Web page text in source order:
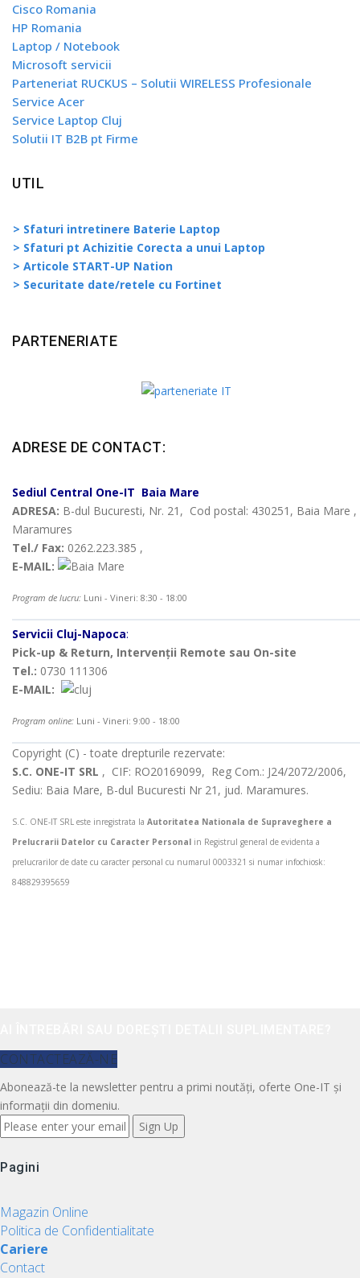
Cisco Romania
HP Romania
Laptop / Notebook
Microsoft servicii
Parteneriat RUCKUS – Solutii WIRELESS Profesionale
Service Acer
Service Laptop Cluj
Solutii IT B2B pt Firme
UTIL
> Sfaturi intretinere Baterie Laptop
> Sfaturi pt Achizitie Corecta a unui Laptop
> Articole START-UP Nation
> Securitate date/retele cu Fortinet
PARTENERIATE
ADRESE DE CONTACT:
Sediul Central One-IT Baia Mare
ADRESA: B-dul Bucuresti, Nr. 21, Cod postal: 430251, Baia Mare ,
Maramures
Tel./ Fax: 0262.223.385 ,
E-MAIL:
Program de lucru: Luni - Vineri: 8:30 - 18:00
Servicii Cluj-Napoca:
Pick-up & Return, Intervenții Remote sau On-site
Tel.: 0730 111306
E-MAIL:
Program online: Luni - Vineri: 9:00 - 18:00
Copyright (C) - toate drepturile rezervate:
S.C. ONE-IT SRL , CIF: RO20169099, Reg Com.: J24/2072/2006,
Sediu: Baia Mare, B-dul Bucuresti Nr 21, jud. Maramures.
S.C. ONE-IT SRL este inregistrata la Autoritatea Nationala de Supraveghere a
Prelucrarii Datelor cu Caracter Personal in Registrul general de evidenta a
prelucrarilor de date cu caracter personal cu numarul 0003321 si numar infochiosk:
848829395659
CONTACTEAZĂ-NE
Abonează-te la newsletter pentru a primi noutăți, oferte One-IT și
informații din domeniu.
Pagini
Magazin Online
Politica de Confidentialitate
Cariere
Contact